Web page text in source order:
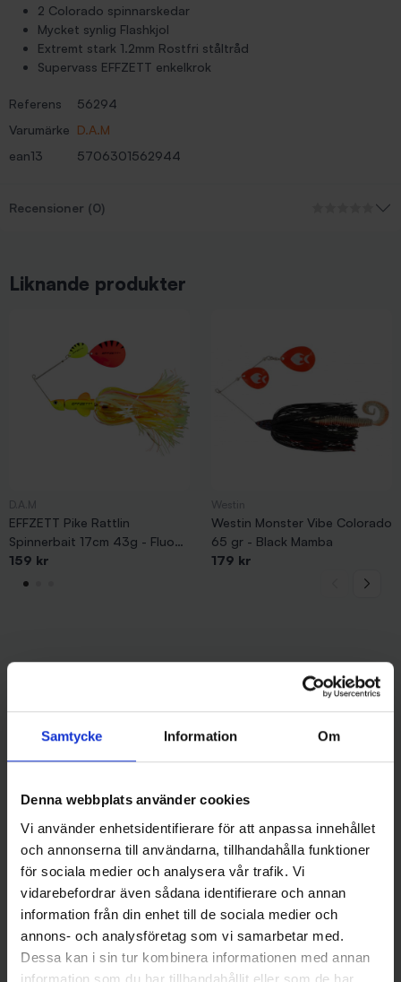
Samtycke Information Om
Denna webbplats använder cookies
Vi använder enhetsidentifierare för att anpassa innehållet
och annonserna till användarna, tillhandahålla funktioner
för sociala medier och analysera vår trafik. Vi
vidarebefordrar även sådana identifierare och annan
information från din enhet till de sociala medier och
annons- och analysföretag som vi samarbetar med.
Dessa kan i sin tur kombinera informationen med annan
information som du har tillhandahållit eller som de har
2 Colorado spinnarskedar
Mycket synlig Flashkjol
Extremt stark 1.2mm Rostfri ståltråd
Supervass EFFZETT enkelkrok
Referens
56294
Varumärke D.A.M
ean13
5706301562944
Recensioner (0)
Liknande produkter
EFFZETT Pike Rattlin
Spinnerbait 17cm 43g - Fluo
Yellow/Orange
159 kr
Westin Monster Vibe Colorado
65 gr - Black Mamba
179 kr
Mieko Predator
Mieko Gäddtafs 50 cm, 2-
pack
59 kr
Mieko Predator
Mieko Smolt 13gr - Red Star
65 kr